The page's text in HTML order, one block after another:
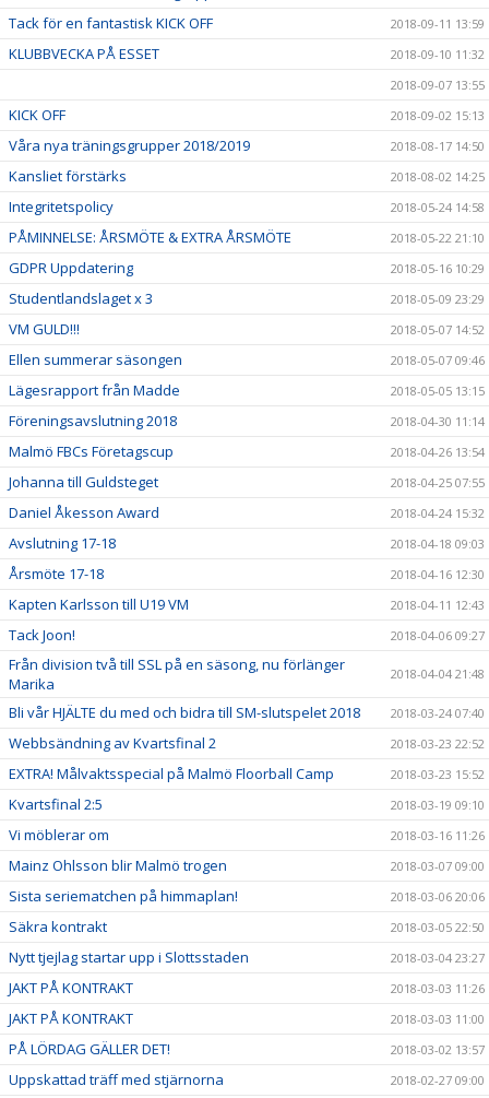
Tack för en fantastisk KICK OFF 2018-09-11 13:59
KLUBBVECKA PÅ ESSET
2018-09-10 11:32
2018-09-07 13:55
KICK OFF 2018-09-02 15:13
Våra nya träningsgrupper 2018/2019 2018-08-17 14:50
Kansliet förstärks 2018-08-02 14:25
Integritetspolicy 2018-05-24 14:58
PÅMINNELSE: ÅRSMÖTE & EXTRA ÅRSMÖTE 2018-05-22 21:10
GDPR Uppdatering 2018-05-16 10:29
Studentlandslaget x 3 2018-05-09 23:29
VM GULD!!! 2018-05-07 14:52
Ellen summerar säsongen 2018-05-07 09:46
Lägesrapport från Madde 2018-05-05 13:15
Föreningsavslutning 2018 2018-04-30 11:14
Malmö FBCs Företagscup 2018-04-26 13:54
Johanna till Guldsteget 2018-04-25 07:55
Daniel Åkesson Award 2018-04-24 15:32
Avslutning 17-18 2018-04-18 09:03
Årsmöte 17-18 2018-04-16 12:30
Kapten Karlsson till U19 VM 2018-04-11 12:43
Tack Joon! 2018-04-06 09:27
Från division två till SSL på en säsong, nu förlänger
Marika
2018-04-04 21:48
Bli vår HJÄLTE du med och bidra till SM-slutspelet 2018 2018-03-24 07:40
Webbsändning av Kvartsfinal 2 2018-03-23 22:52
EXTRA! Målvaktsspecial på Malmö Floorball Camp 2018-03-23 15:52
Kvartsfinal 2:5 2018-03-19 09:10
Vi möblerar om 2018-03-16 11:26
Mainz Ohlsson blir Malmö trogen 2018-03-07 09:00
Sista seriematchen på himmaplan! 2018-03-06 20:06
Säkra kontrakt 2018-03-05 22:50
Nytt tjejlag startar upp i Slottsstaden 2018-03-04 23:27
JAKT PÅ KONTRAKT 2018-03-03 11:26
JAKT PÅ KONTRAKT 2018-03-03 11:00
PÅ LÖRDAG GÄLLER DET! 2018-03-02 13:57
Uppskattad träff med stjärnorna 2018-02-27 09:00